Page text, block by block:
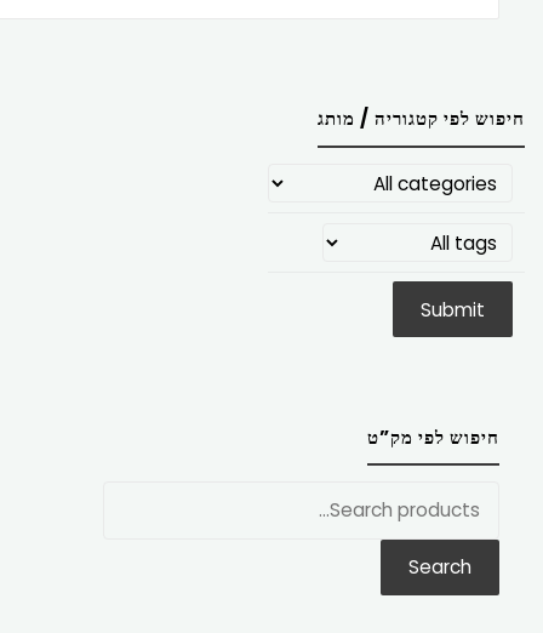
חיפוש לפי קטגוריה / מותג
חיפוש לפי מק”ט
Search